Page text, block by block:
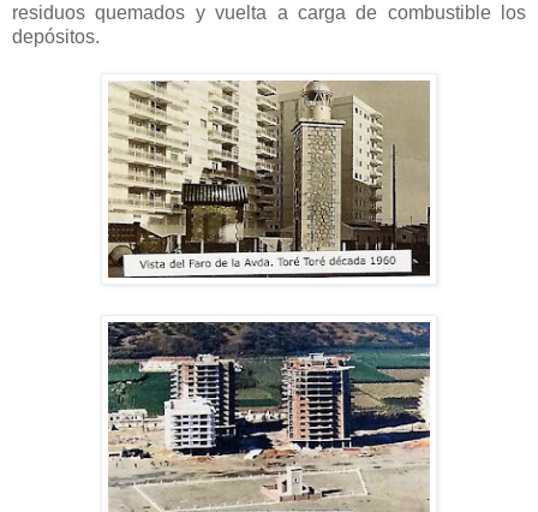
residuos quemados y vuelta a carga de combustible los
depósitos.